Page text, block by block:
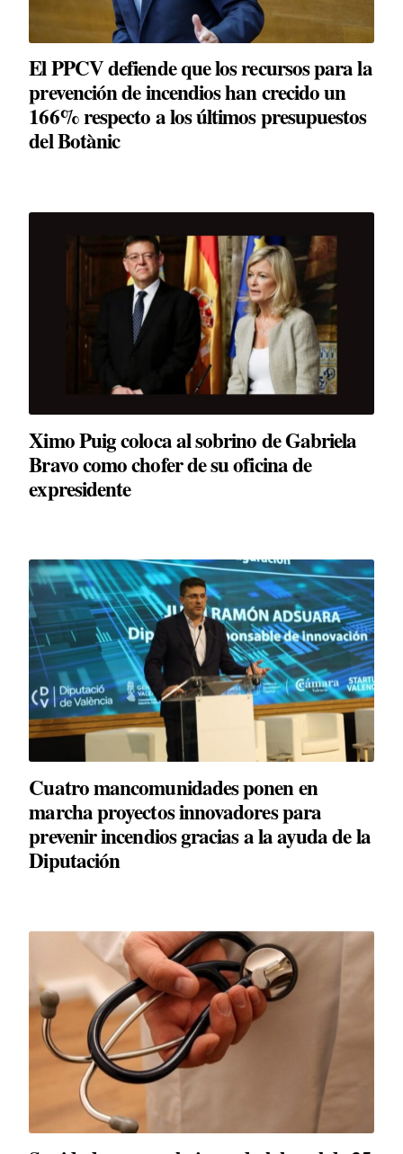
El PPCV defiende que los recursos para la
prevención de incendios han crecido un
166% respecto a los últimos presupuestos
del Botànic
Ximo Puig coloca al sobrino de Gabriela
Bravo como chofer de su oficina de
expresidente
Cuatro mancomunidades ponen en
marcha proyectos innovadores para
prevenir incendios gracias a la ayuda de la
Diputación